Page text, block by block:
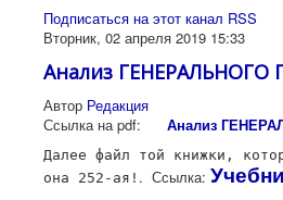
Подписаться на этот канал RSS
Вторник, 02 апреля 2019 15:33
Анализ
Автор Редакция
Ссылка на pdf:
Анализ
Далее файл той книжки,
она 252-ая! . Ссылка: